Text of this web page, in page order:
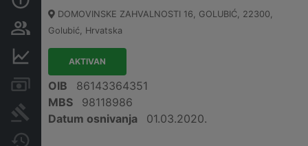
Osobe i vlasništvo
Financijski podaci
Računi i blokade
Sudske objave
DOMOVINSKE ZAHVALNOSTI 16, GOLUBIĆ, 22300,
Golubić, Hrvatska
AKTIVAN
OIB
86143364351
MBS
98118986
Datum osnivanja
01.03.2020.